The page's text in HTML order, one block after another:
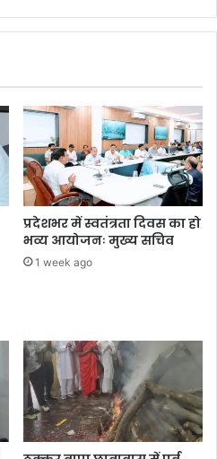
प्रदेशभर में स्वतंत्रता दिवस का हो
भव्य आयोजनः मुख्य सचिव
1 week ago